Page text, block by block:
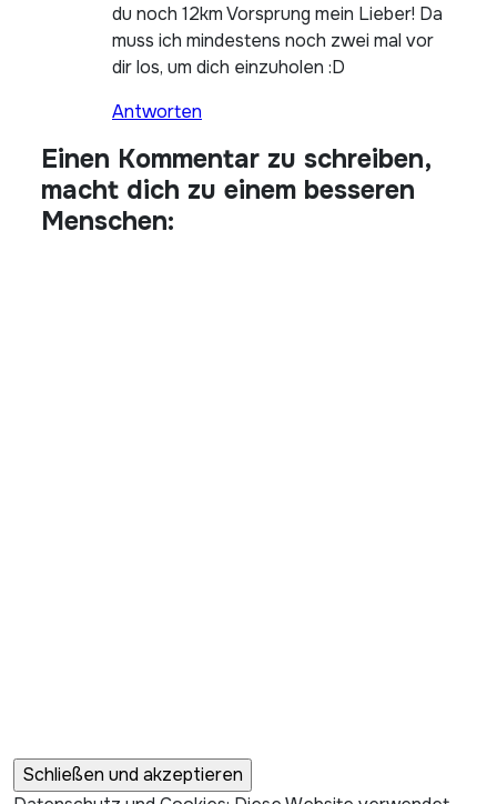
du noch 12km Vorsprung mein Lieber! Da
muss ich mindestens noch zwei mal vor
dir los, um dich einzuholen :D
Antworten
Einen Kommentar zu schreiben,
macht dich zu einem besseren
Menschen: